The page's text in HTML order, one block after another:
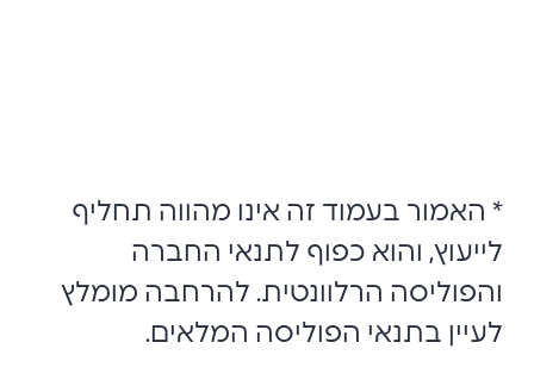
* האמור בעמוד זה אינו מהווה תחליף
לייעוץ, והוא כפוף לתנאי החברה
והפוליסה הרלוונטית.להרחבה מומלץ
לעיין בתנאי הפוליסה המלאים.